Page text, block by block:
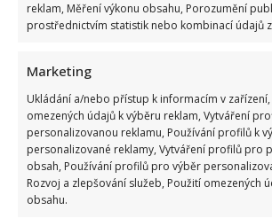
reklam, Měření výkonu obsahu, Porozumění
prostřednictvím statistik nebo kombinací údajů
Marketing
Ukládání a/nebo přístup k informacím v
omezených údajů k výběru reklam, Vytváření
personalizovanou reklamu, Používání profilů k
personalizované reklamy, Vytváření profilů pro
obsah, Používání profilů pro výběr
Rozvoj a zlepšování služeb, Použití omezených
obsahu.